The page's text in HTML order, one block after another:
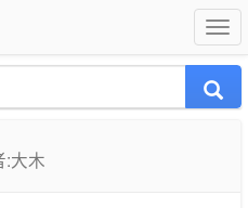
:大木